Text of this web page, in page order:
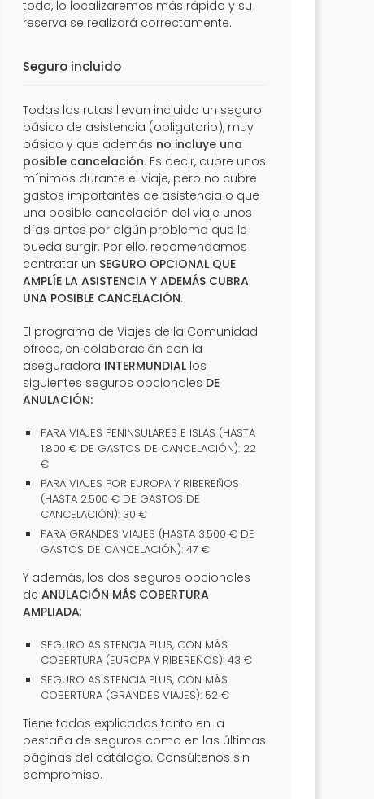
todo, lo localizaremos más rápido y su
reserva se realizará correctamente.
Seguro incluido
Todas las rutas llevan incluido un seguro
básico de asistencia (obligatorio), muy
básico y que además no incluye una
posible cancelación. Es decir, cubre unos
mínimos durante el viaje, pero no cubre
gastos importantes de asistencia o que
una posible cancelación del viaje unos
días antes por algún problema que le
pueda surgir. Por ello, recomendamos
contratar un SEGURO OPCIONAL QUE
AMPLÍE LA ASISTENCIA Y ADEMÁS CUBRA
UNA POSIBLE CANCELACIÓN.
El programa de Viajes de la Comunidad
ofrece, en colaboración con la
aseguradora INTERMUNDIAL los
siguientes seguros opcionales DE
ANULACIÓN:
PARA VIAJES PENINSULARES E ISLAS (HASTA
1.800 € DE GASTOS DE CANCELACIÓN): 22
€
PARA VIAJES POR EUROPA Y RIBEREÑOS
(HASTA 2.500 € DE GASTOS DE
CANCELACIÓN): 30 €
PARA GRANDES VIAJES (HASTA 3.500 € DE
GASTOS DE CANCELACIÓN): 47 €
Y además, los dos seguros opcionales
de ANULACIÓN MÁS COBERTURA
AMPLIADA:
SEGURO ASISTENCIA PLUS, CON MÁS
COBERTURA (EUROPA Y RIBEREÑOS): 43 €
SEGURO ASISTENCIA PLUS, CON MÁS
COBERTURA (GRANDES VIAJES): 52 €
Tiene todos explicados tanto en la
pestaña de seguros como en las últimas
páginas del catálogo. Consúltenos sin
compromiso.